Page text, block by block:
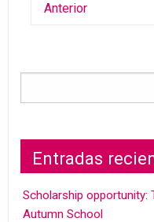
Anterior
Entradas
Scholarship opportunity:
Autumn School